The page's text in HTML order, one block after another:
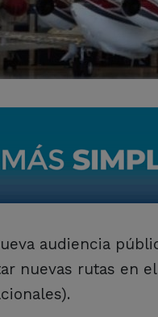
audiencia
nuevas rutas en